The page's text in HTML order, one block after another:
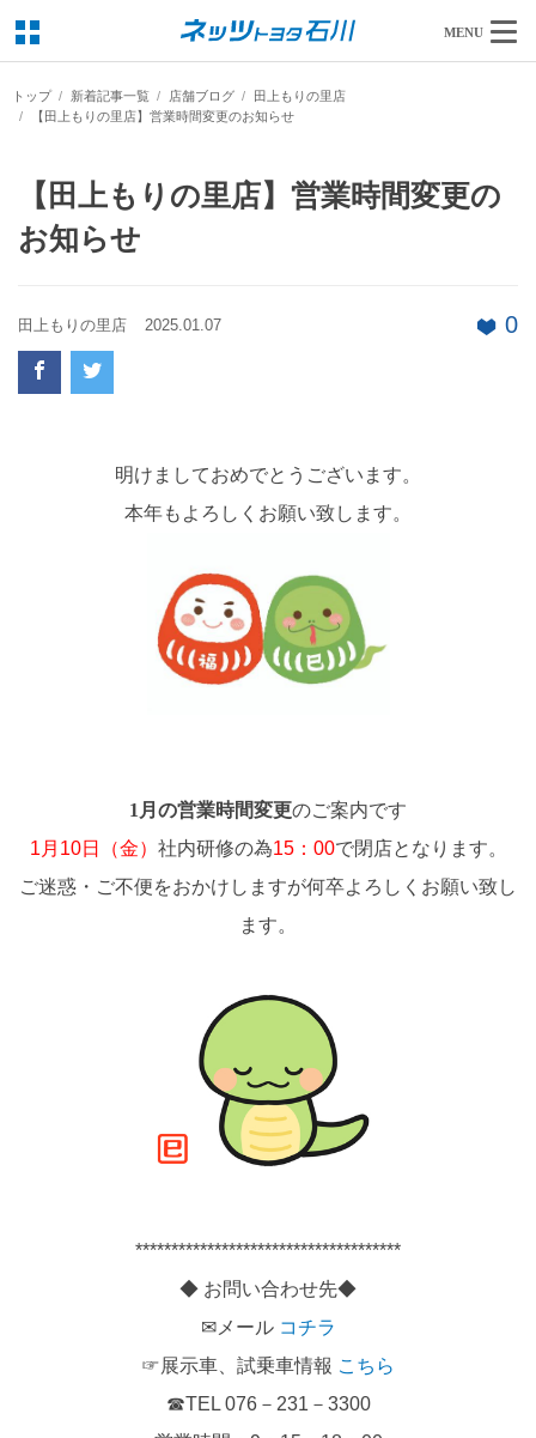
MENU
トップ 新着記事一覧 店舗ブログ
田上もりの里店
【田上もりの里店】営業時間変更のお知らせ
【田上もりの里店】営業時間変更の
お知らせ
田上もりの里店 2025.01.07 0
明けましておめでとうございます。
本年もよろしくお願い致します。
1月の営業時間変更のご案内です
1月10日（金） 社内研修の為15：00で閉店となります。
ご迷惑・ご不便をおかけしますが何卒よろしくお願い致し
ます。
*************************************
◆ お問い合わせ先◆
✉メール コチラ
☞展示車、試乗車情報 こちら
☎TEL 076－231－3300